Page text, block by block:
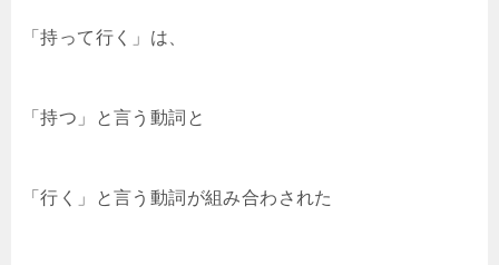
「持って行く」は、
「持つ」と言う動詞と
「行く」と言う動詞が組み合わされた